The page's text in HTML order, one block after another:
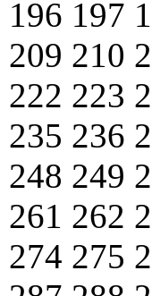
196 197
209 210
222 223
235 236
248 249
261 262
274 275